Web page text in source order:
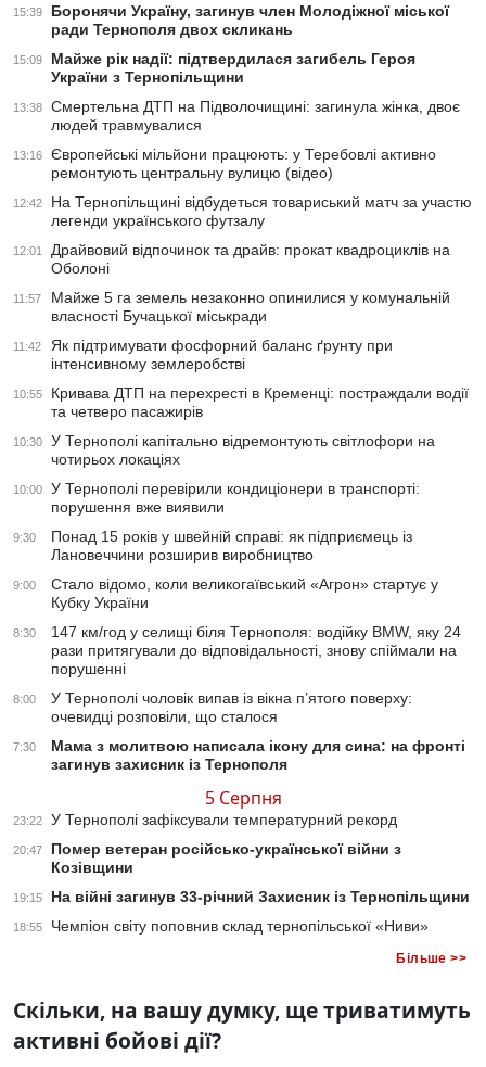
15:39
Боронячи Україну, загинув член Молодіжної міської
ради Тернополя двох скликань
15:09
Майже рік надії: підтвердилася загибель Героя
України з Тернопільщини
13:38
Смертельна ДТП на Підволочищині: загинула жінка, двоє
людей травмувалися
13:16
Європейські мільйони працюють: у Теребовлі активно
ремонтують центральну вулицю (відео)
12:42
На Тернопільщині відбудеться товариський матч за участю
легенди українського футзалу
12:01
Драйвовий відпочинок та драйв: прокат квадроциклів на
Оболоні
11:57
Майже 5 га земель незаконно опинилися у комунальній
власності Бучацької міськради
11:42
Як підтримувати фосфорний баланс ґрунту при
інтенсивному землеробстві
10:55
Кривава ДТП на перехресті в Кременці: постраждали водії
та четверо пасажирів
10:30
У Тернополі капітально відремонтують світлофори на
чотирьох локаціях
10:00
У Тернополі перевірили кондиціонери в транспорті:
порушення вже виявили
9:30
Понад 15 років у швейній справі: як підприємець із
Лановеччини розширив виробництво
9:00
Стало відомо, коли великогаївський «Агрон» стартує у
Кубку України
8:30
147 км/год у селищі біля Тернополя: водійку BMW, яку 24
рази притягували до відповідальності, знову спіймали на
порушенні
8:00
У Тернополі чоловік випав із вікна п’ятого поверху:
очевидці розповіли, що сталося
7:30
Мама з молитвою написала ікону для сина: на фронті
загинув захисник із Тернополя
5 Серпня
23:22 У Тернополі зафіксували температурний рекорд
20:47
Помер ветеран російсько-української війни з
Козівщини
19:15 На війні загинув 33-річний Захисник із Тернопільщини
18:55 Чемпіон світу поповнив склад тернопільської «Ниви»
Більше >>
Скільки, на вашу думку, ще триватимуть
активні бойові дії?